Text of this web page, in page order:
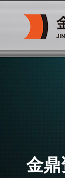
金鼎